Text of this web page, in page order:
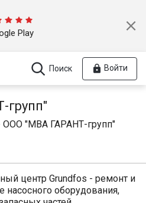
Play
Поиск Войти
центр Grundfos - ремонт и
насосного оборудования,